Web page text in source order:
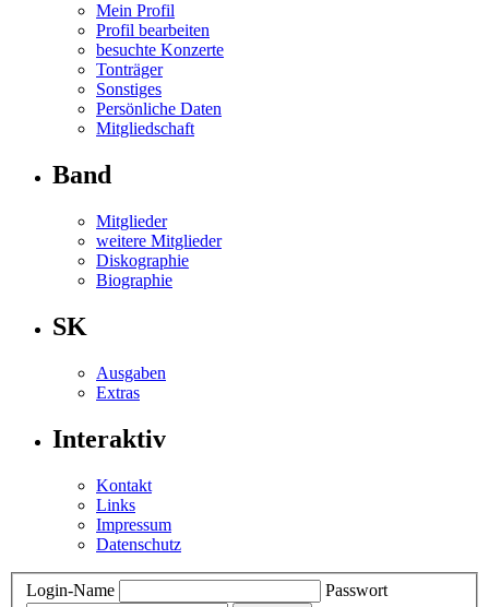
Mein Profil
Profil bearbeiten
besuchte Konzerte
Tonträger
Sonstiges
Persönliche Daten
Mitgliedschaft
Band
Mitglieder
weitere Mitglieder
Diskographie
Biographie
SK
Ausgaben
Extras
Interaktiv
Kontakt
Links
Impressum
Datenschutz
Login-Name Passwort